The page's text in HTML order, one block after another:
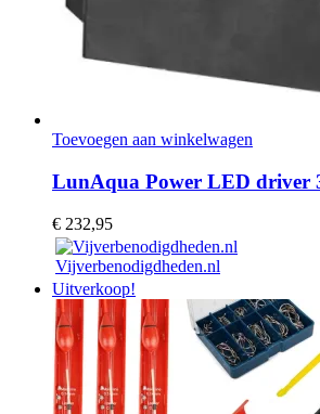
Toevoegen aan winkelwagen
LunAqua Power LED driver
€ 232,95
Vijverbenodigdheden.nl
Uitverkoop!